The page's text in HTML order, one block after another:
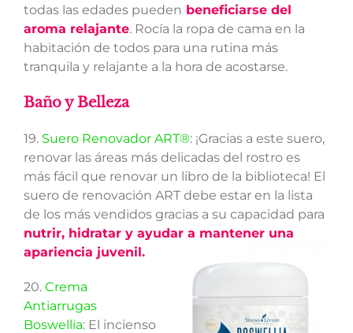
todas las edades pueden beneficiarse del
aroma relajante. Rocía la ropa de cama en la
habitación de todos para una rutina más
tranquila y relajante a la hora de acostarse.
Baño y Belleza
19. Suero Renovador ART®: ¡Gracias a este suero,
renovar las áreas más delicadas del rostro es
más fácil que renovar un libro de la biblioteca! El
suero de renovación ART debe estar en la lista
de los más vendidos gracias a su capacidad para
nutrir, hidratar y ayudar a mantener una
apariencia juvenil.
20. Crema
Antiarrugas
Boswellia: El incienso